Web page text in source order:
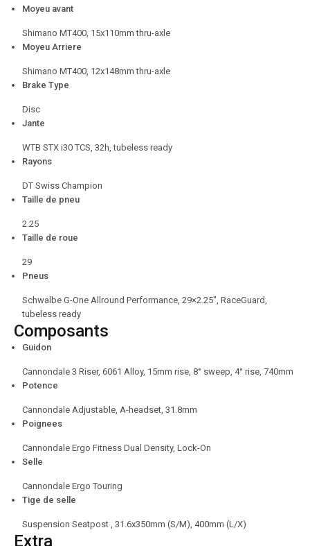
Moyeu avant
Shimano MT400, 15x110mm thru-axle
Moyeu Arriere
Shimano MT400, 12x148mm thru-axle
Brake Type
Disc
Jante
WTB STX i30 TCS, 32h, tubeless ready
Rayons
DT Swiss Champion
Taille de pneu
2.25
Taille de roue
29
Pneus
Schwalbe G-One Allround Performance, 29×2.25″, RaceGuard,
tubeless ready
Composants
Guidon
Cannondale 3 Riser, 6061 Alloy, 15mm rise, 8° sweep, 4° rise, 740mm
Potence
Cannondale Adjustable, A-headset, 31.8mm
Poignees
Cannondale Ergo Fitness Dual Density, Lock-On
Selle
Cannondale Ergo Touring
Tige de selle
Suspension Seatpost , 31.6x350mm (S/M), 400mm (L/X)
Extra